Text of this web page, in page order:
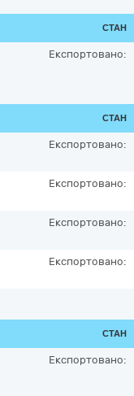
СТАН
Експортовано:
СТАН
Експортовано:
Експортовано:
Експортовано:
Експортовано:
СТАН
Експортовано: